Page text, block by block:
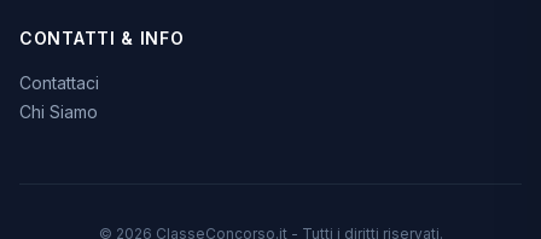
CONTATTI & INFO
Contattaci
Chi Siamo
© 2026 ClasseConcorso.it - Tutti i diritti riservati.